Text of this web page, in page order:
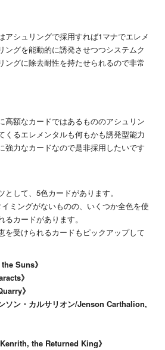
アシュリングで採用すれば1マナでエレメ
ングを能動的に誘発させつつシステムク
ングに除去耐性を持たせられるので非常
高額なカードではあるもののアシュリン
くるエレメンタルも何もかも誘発型能力
強力なカードなので是非採用したいです
して、5色カードがあります。
ミングがないものの、いくつか全色を使
カードがあります。
を受けられるカードもピックアップして
Suns》
》
》
ソン・カルサリオン/Jenson Carthalion,
the Returned King》